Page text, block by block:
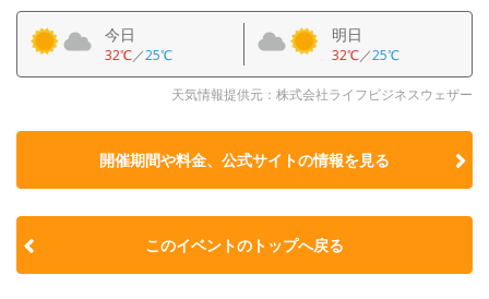
今日
32℃／25℃
明日
32℃／25℃
天気情報提供元：株式会社ライフビジネスウェザー
開催期間や料金、公式サイトの情報を見る
このイベントのトップへ戻る